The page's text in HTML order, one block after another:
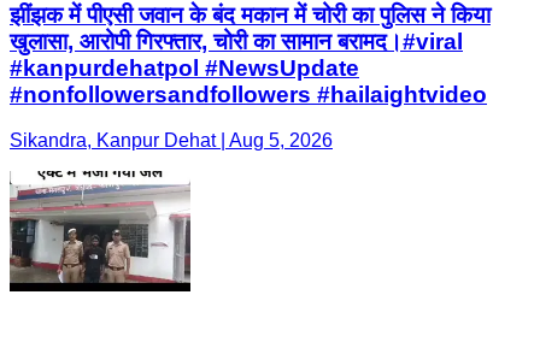
झींझक में पीएसी जवान के बंद मकान में चोरी का पुलिस ने किया
खुलासा, आरोपी गिरफ्तार, चोरी का सामान बरामद।#viral
#kanpurdehatpol #NewsUpdate
#nonfollowersandfollowers #hailaightvideo
Sikandra, Kanpur Dehat | Aug 5, 2026